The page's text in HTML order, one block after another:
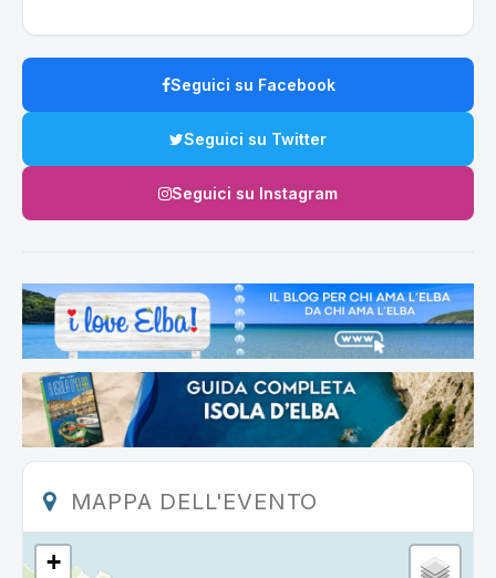
Seguici su Facebook
Seguici su Twitter
Seguici su Instagram
MAPPA DELL'EVENTO
+